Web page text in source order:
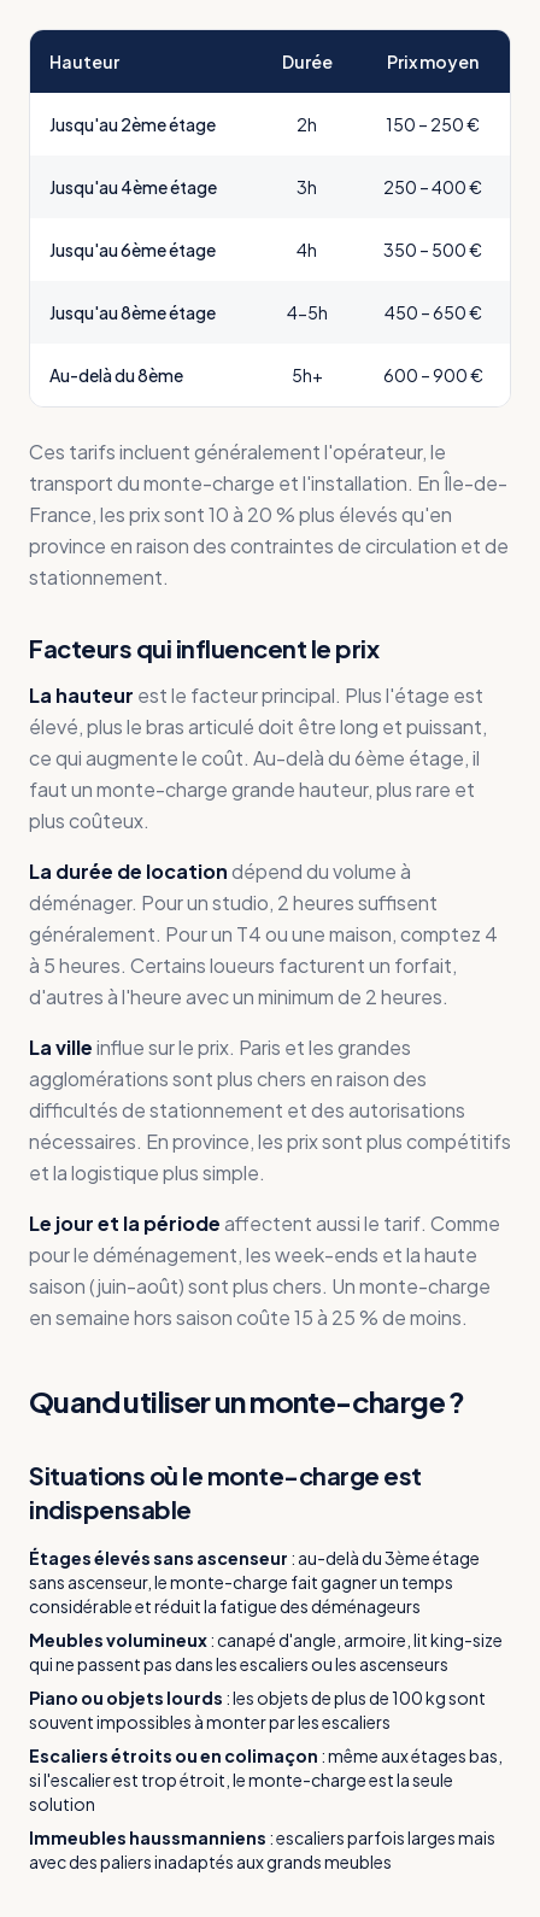
Hauteur Durée Prix moyen
Jusqu'au 2ème étage 2h 150 – 250 €
Jusqu'au 4ème étage 3h 250 – 400 €
Jusqu'au 6ème étage 4h 350 – 500 €
Jusqu'au 8ème étage 4-5h 450 – 650 €
Au-delà du 8ème 5h+ 600 – 900 €
Ces tarifs incluent généralement l'opérateur, le
transport du monte-charge et l'installation. En Île-de-
France, les prix sont 10 à 20 % plus élevés qu'en
province en raison des contraintes de circulation et de
stationnement.
Facteurs qui influencent le prix
La hauteur est le facteur principal. Plus l'étage est
élevé, plus le bras articulé doit être long et puissant,
ce qui augmente le coût. Au-delà du 6ème étage, il
faut un monte-charge grande hauteur, plus rare et
plus coûteux.
La durée de locationdépend du volume à
déménager. Pour un studio, 2 heures suffisent
généralement. Pour un T4 ou une maison, comptez 4
à 5 heures. Certains loueurs facturent un forfait,
d'autres à l'heure avec un minimum de 2 heures.
La villeinflue sur le prix. Paris et les grandes
agglomérations sont plus chers en raison des
difficultés de stationnement et des autorisations
nécessaires. En province, les prix sont plus compétitifs
et la logistique plus simple.
Le jour et la périodeaffectent aussi le tarif. Comme
pour le déménagement, les week-ends et la haute
saison (juin-août) sont plus chers. Un monte-charge
en semaine hors saison coûte 15 à 25 % de moins.
Quand utiliser un monte-charge ?
Situations où le monte-charge est
indispensable
Étages élevés sans ascenseur : au-delà du 3ème étage
sans ascenseur, le monte-charge fait gagner un temps
considérable et réduit la fatigue des déménageurs
Meubles volumineux:canapé d'angle, armoire, lit king-size
qui ne passent pas dans les escaliers ou les ascenseurs
Piano ou objets lourds :les objets de plus de 100 kg sont
souvent impossibles à monter par les escaliers
Escaliers étroits ou en colimaçon :même aux étages bas,
si l'escalier est trop étroit, le monte-charge est la seule
solution
Immeubles haussmanniens :escaliers parfois larges mais
avec des paliers inadaptés aux grands meubles